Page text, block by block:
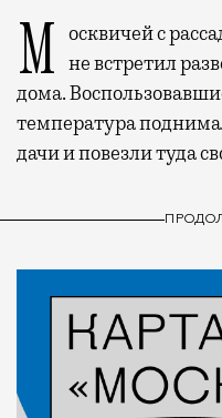
Москвичей с рассадой в прошедшие выходные не встретил
дома.
температура
дачи и повезли туда